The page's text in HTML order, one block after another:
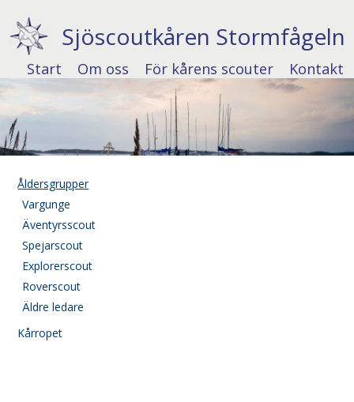
Sjöscoutkåren Stormfågeln
Start Om oss För kårens scouter Kontakt
Åldersgrupper
Vargunge
Äventyrsscout
Spejarscout
Explorerscout
Roverscout
Äldre ledare
Kårropet